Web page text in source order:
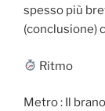
spesso più
(conclusione)
Ritmo
Metro : Il